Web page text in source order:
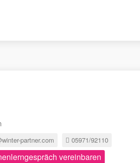
partner.com 05971/92110
vereinbaren